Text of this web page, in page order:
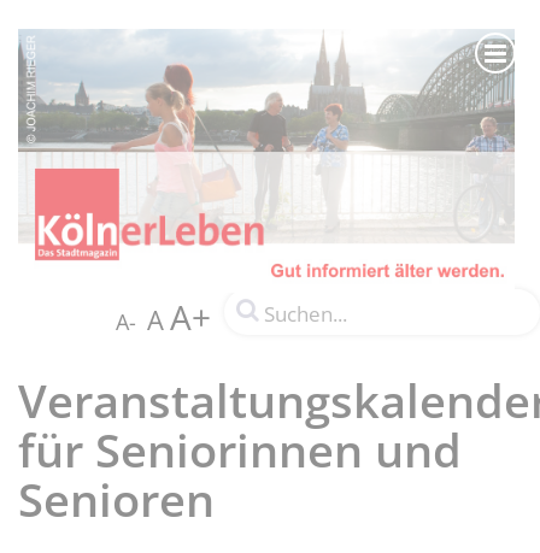
A- AA+
für Seniorinnen und
Senioren